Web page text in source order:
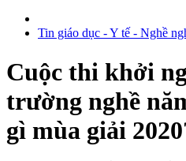
Tin giáo dục - Y tế - Nghề
Cuộc thi khởi
trường nghề
gì mùa giải